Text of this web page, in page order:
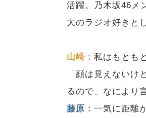
活躍。乃木坂46メ
大のラジオ好きと
山崎：私はもとも
「顔は見えない
るので、なにより
藤原：一気に距離